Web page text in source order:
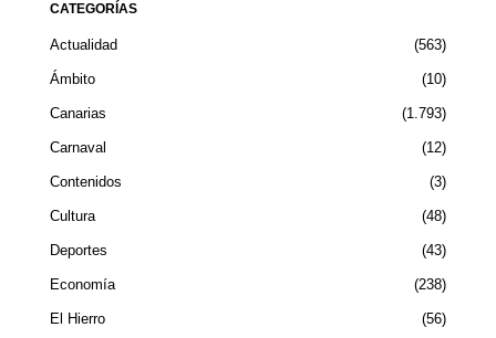
CATEGORÍAS
Actualidad 563
Ámbito 10
Canarias 1.793
Carnaval 12
Contenidos 3
Cultura 48
Deportes 43
Economía 238
El Hierro 56